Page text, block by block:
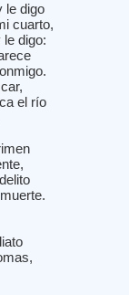
le digo
cuarto,
digo:
el río